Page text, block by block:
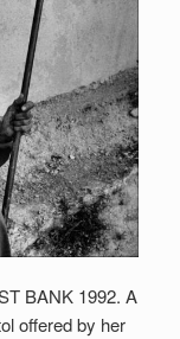
BANK 1992. A
offered by her